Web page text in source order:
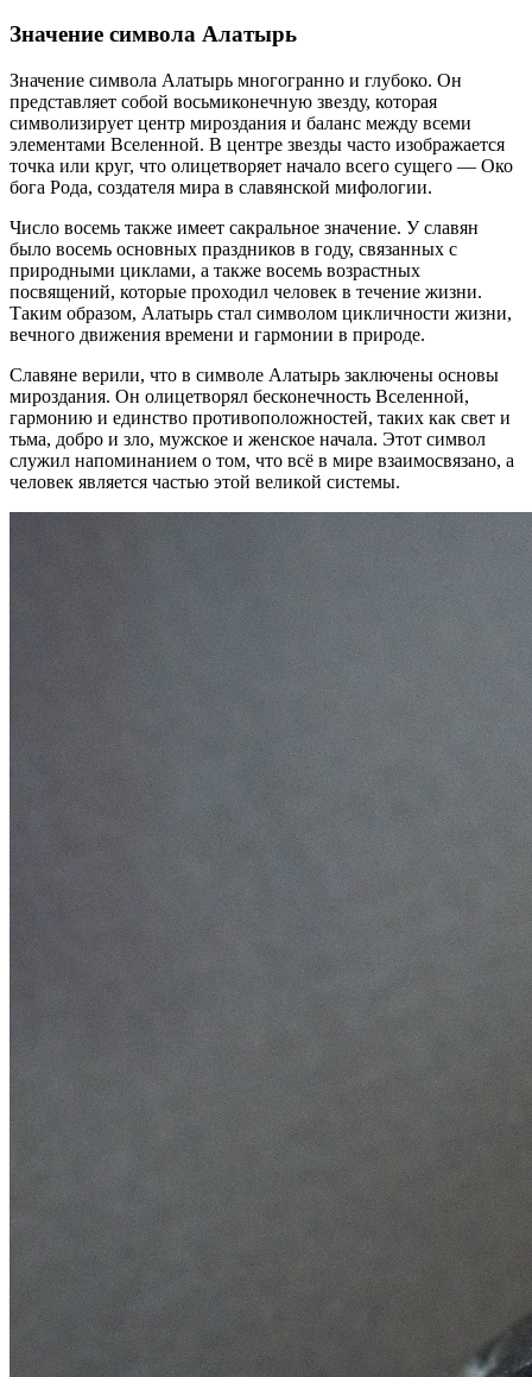
Значение символа Алатырь
Значение символа Алатырь многогранно и глубоко. Он
представляет собой восьмиконечную звезду, которая
символизирует центр мироздания и баланс между всеми
элементами Вселенной. В центре звезды часто изображается
точка или круг, что олицетворяет начало всего сущего — Око
бога Рода, создателя мира в славянской мифологии.
Число восемь также имеет сакральное значение. У славян
было восемь основных праздников в году, связанных с
природными циклами, а также восемь возрастных
посвящений, которые проходил человек в течение жизни.
Таким образом, Алатырь стал символом цикличности жизни,
вечного движения времени и гармонии в природе.
Славяне верили, что в символе Алатырь заключены основы
мироздания. Он олицетворял бесконечность Вселенной,
гармонию и единство противоположностей, таких как свет и
тьма, добро и зло, мужское и женское начала. Этот символ
служил напоминанием о том, что всё в мире взаимосвязано, а
человек является частью этой великой системы.